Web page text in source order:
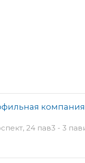
компания
24 пав3 - 3